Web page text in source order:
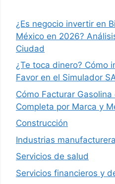
¿Es negocio invertir en
México en 2026?
Ciudad
¿Te toca dinero? Cómo
Favor en el Simulador
Cómo Facturar
Completa por Marca y
Construcción
Industrias
Servicios de salud
Servicios financieros y